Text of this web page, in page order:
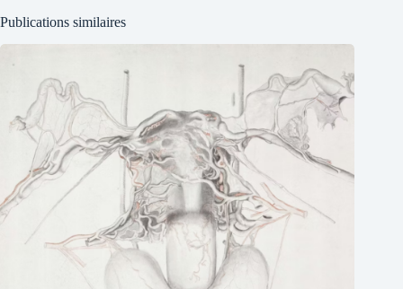
Publications similaires